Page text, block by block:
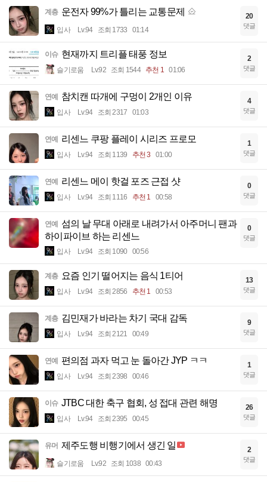
계층 운전자 99%가 틀리는 교통문제
입사 Lv.94 조회 1733 01:14
20
댓글
이슈 현재까지 트리플 태풍 정보
슬기로움 Lv.92 조회 1544 추천 1 01:06
2
댓글
연예 참치캔 따개에 구멍이 2개인 이유
입사 Lv.94 조회 2317 01:03
4
댓글
연예 리센느 쿠팡 플레이 시리즈 프로모
입사 Lv.94 조회 1139 추천 3 01:00
1
댓글
연예 리센느 메이 핫걸 포즈 근접 샷
입사 Lv.94 조회 1116 추천 1 00:58
0
댓글
연예
섬의 날 무대 아래로 내려가서 아주머니 팬과
하이파이브 하는 리센느
입사 Lv.94 조회 1090 00:56
0
댓글
계층 요즘 인기 떨어지는 음식 1티어
입사 Lv.94 조회 2856 추천 1 00:53
13
댓글
계층 김민재가 바라는 차기 국대 감독
입사 Lv.94 조회 2121 00:49
9
댓글
연예 편의점 과자 먹고 눈 돌아간 JYP ㅋㅋ
입사 Lv.94 조회 2398 00:46
1
댓글
이슈 JTBC 대한 축구 협회, 성 접대 관련 해명
입사 Lv.94 조회 2395 00:45
26
댓글
유머 제주도행 비행기에서 생긴 일
슬기로움 Lv.92 조회 1038 00:43
2
댓글